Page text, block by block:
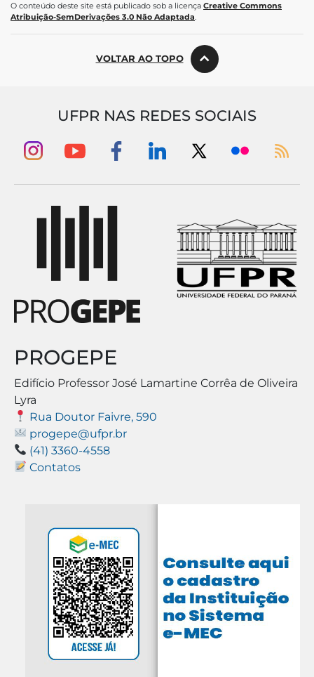
O conteúdo deste site está publicado sob a licença Creative Commons
Atribuição-SemDerivações 3.0 Não Adaptada.
VOLTAR AO TOPO
UFPR NAS REDES SOCIAIS
PROGEPE
Edifício Professor José Lamartine Corrêa de Oliveira
Lyra
Rua Doutor Faivre, 590
progepe@ufpr.br
(41) 3360-4558
Contatos